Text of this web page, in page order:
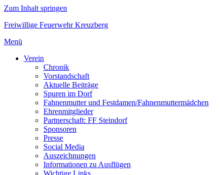
Zum Inhalt springen
Freiwillige Feuerwehr Kreuzberg
Menü
Verein
Chronik
Vorstandschaft
Aktuelle Beiträge
Spuren im Dorf
Fahnenmutter und Festdamen/Fahnenmuttermädchen
Ehrenmitglieder
Partnerschaft: FF Steindorf
Sponsoren
Presse
Social Media
Auszeichnungen
Informationen zu Ausflügen
Wichtige Links